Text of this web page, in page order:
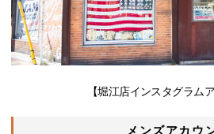
【堀江店インスタグラム
メンズアカウ